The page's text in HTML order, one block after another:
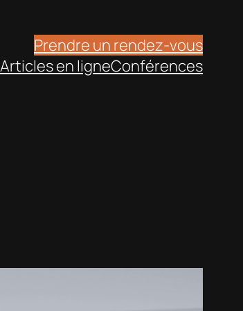
Prendre un rendez-vous
Articles en ligneConférences